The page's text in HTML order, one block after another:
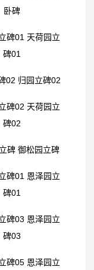
卧碑
天荷园立
碑01
归园立碑02
天荷园立
碑02
御松园立碑
恩泽园立
碑01
恩泽园立
碑03
恩泽园立